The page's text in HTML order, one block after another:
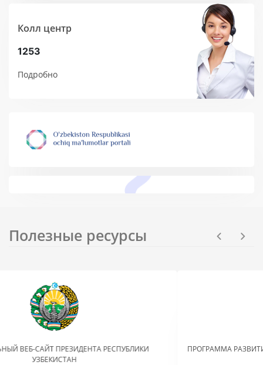
Колл центр
1253
Подробно
Полезные ресурсы
ПРОГРАММА РАЗВИТИЯ ОРГАНИЗАЦИИ ОБЪЕДИНЕННЫХ НАЦИЙ